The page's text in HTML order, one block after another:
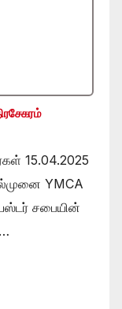
15.04.2025
YMCA
சபையின்